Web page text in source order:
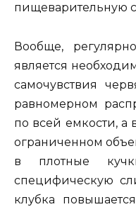
пищеварительную
Вообще,
является
самочувствия
равномерном
по всей емкости, а
ограниченном
в плотные
специфическую
клубка